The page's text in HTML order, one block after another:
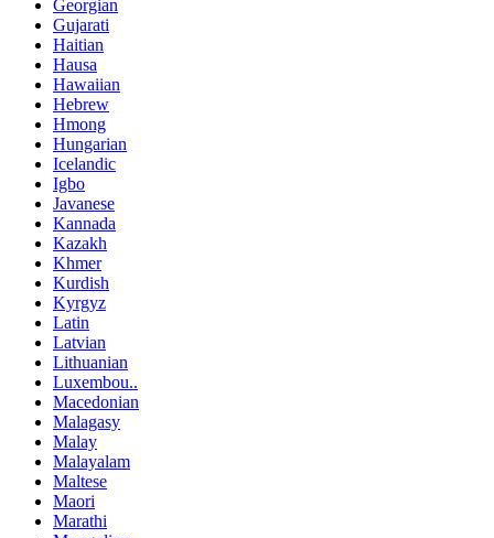
Georgian
Gujarati
Haitian
Hausa
Hawaiian
Hebrew
Hmong
Hungarian
Icelandic
Igbo
Javanese
Kannada
Kazakh
Khmer
Kurdish
Kyrgyz
Latin
Latvian
Lithuanian
Luxembou..
Macedonian
Malagasy
Malay
Malayalam
Maltese
Maori
Marathi